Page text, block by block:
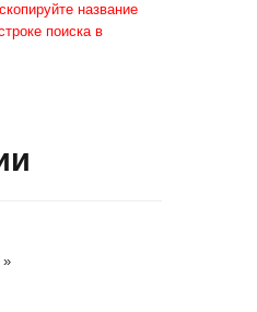
название
поиска в
»